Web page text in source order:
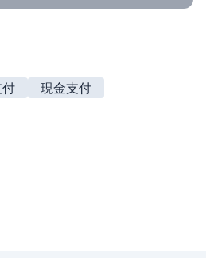
現金支付